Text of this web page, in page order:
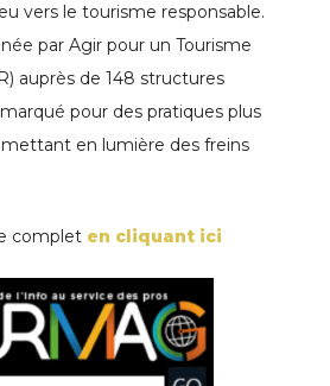
vers le tourisme responsable.
par Agir pour un Tourisme
auprès de 148 structures
pour des pratiques plus
en lumière des freins
complet en cliquant ici